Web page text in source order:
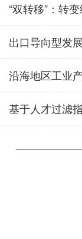
“双转移”：转
出口导向型发
沿海地区工业
基于人才过滤